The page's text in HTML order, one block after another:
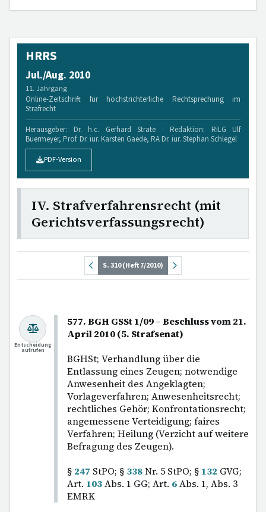
HRRS
Jul./Aug. 2010
11. Jahrgang
Online-Zeitschrift für höchstrichterliche Rechtsprechung im
Strafrecht
Herausgeber: Dr. h.c. Gerhard Strate · Redaktion: RiLG Ulf
Buermeyer, Prof. Dr. iur. Karsten Gaede, RA Dr. iur. Stephan Schlegel
PDF-Version
IV. Strafverfahrensrecht (mit
Gerichtsverfassungsrecht)
S. 310 (Heft 7/2010)
577. BGH GSSt 1/09 – Beschluss vom 21.
April 2010 (5. Strafsenat)
BGHSt; Verhandlung über die
Entlassung eines Zeugen; notwendige
Anwesenheit des Angeklagten;
Vorlageverfahren; Anwesenheitsrecht;
rechtliches Gehör; Konfrontationsrecht;
angemessene Verteidigung; faires
Verfahren; Heilung (Verzicht auf weitere
Befragung des Zeugen).
§ 247 StPO; § 338Nr. 5 StPO; § 132 GVG;
Art. 103Abs. 1 GG; Art. 6Abs. 1, Abs. 3
EMRK
Entscheidung
aufrufen